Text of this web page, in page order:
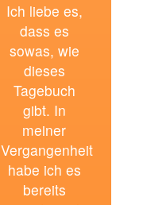
Ich liebe es,
dass es
sowas, wie
dieses
Tagebuch
gibt. In
meiner
Vergangenheit
habe ich es
bereits